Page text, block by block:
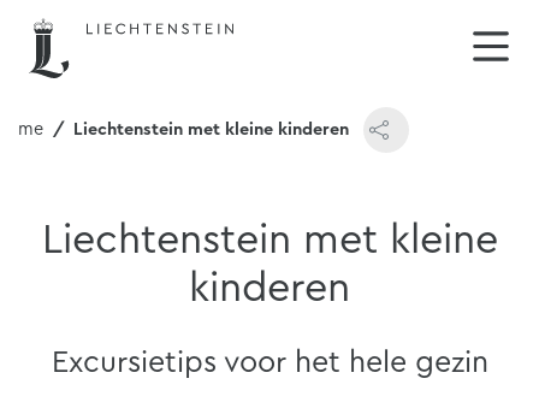
Liechtenstein met kleine kinderen
Liechtenstein met kleine
kinderen
Excursietips voor het hele gezin